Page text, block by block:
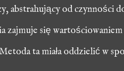
abstrahujący od czynności
zajmuje się wartościowaniem
ta miała oddzielić w